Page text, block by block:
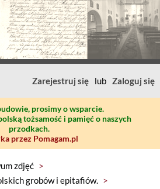
Zarejestruj się lub Zaloguj się
prosimy o wsparcie.
tożsamość i pamięć o naszych
przodkach.
przez Pomagam.pl
zdjęć >
grobów i epitafiów. >